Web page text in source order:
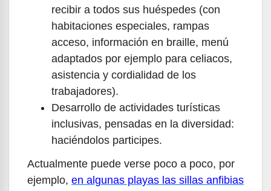
recibir a todos sus huéspedes (con
habitaciones especiales, rampas
acceso, información en braille, menú
adaptados por ejemplo para celiacos,
asistencia y cordialidad de los
trabajadores).
Desarrollo de actividades turísticas
inclusivas, pensadas en la diversidad:
haciéndolos participes.
Actualmente puede verse poco a poco, por
ejemplo, en algunas playas las sillas anfibias